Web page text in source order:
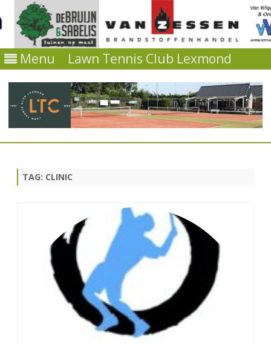
Menu Lawn Tennis Club Lexmond
TAG: CLINIC